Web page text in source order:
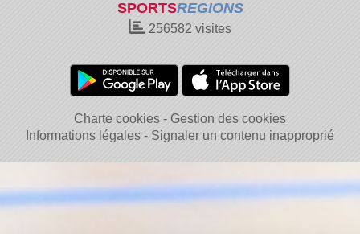
SPORTSREGIONS
256582 visites
Charte cookies
Gestion des cookies
Informations légales
Signaler un contenu inapproprié